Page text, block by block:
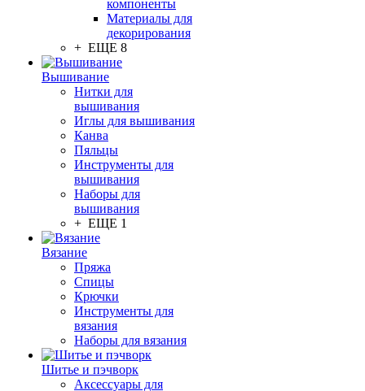
компоненты
Материалы для
декорирования
+ ЕЩЕ 8
Вышивание
Нитки для
вышивания
Иглы для вышивания
Канва
Пяльцы
Инструменты для
вышивания
Наборы для
вышивания
+ ЕЩЕ 1
Вязание
Пряжа
Спицы
Крючки
Инструменты для
вязания
Наборы для вязания
Шитье и пэчворк
Аксессуары для